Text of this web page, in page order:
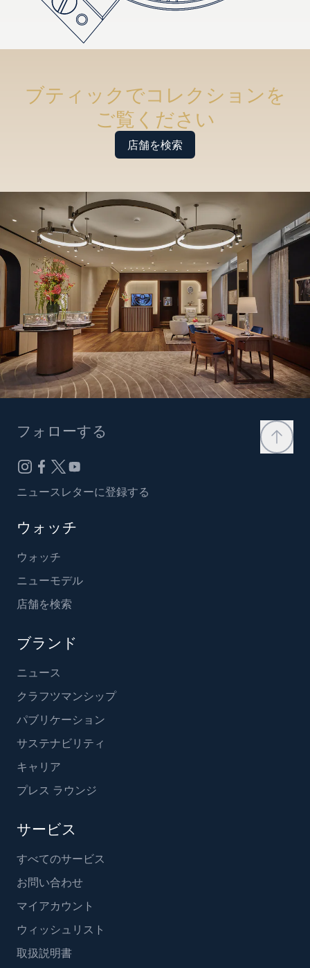
ブティックでコレクションを
ご覧ください
店舗を検索
フォローする
ニュースレターに登録する
ウォッチ
ウォッチ
ニューモデル
店舗を検索
ブランド
ニュース
クラフツマンシップ
パブリケーション
サステナビリティ
キャリア
プレス ラウンジ
サービス
すべてのサービス
お問い合わせ
マイアカウント
ウィッシュリスト
取扱説明書